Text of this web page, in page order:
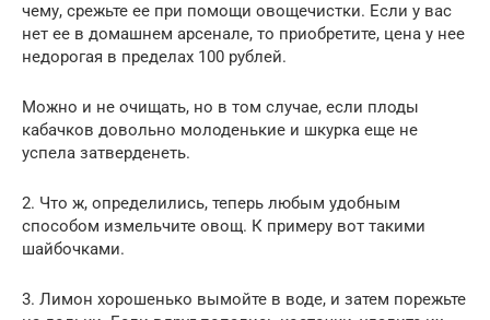
чему, срежьте ее при помощи овощечистки. Если у вас
нет ее в домашнем арсенале, то приобретите, цена у нее
недорогая в пределах 100 рублей.
Можно и не очищать, но в том случае, если плоды
кабачков довольно молоденькие и шкурка еще не
успела затверденеть.
2. Что ж, определились, теперь любым удобным
способом измельчите овощ. К примеру вот такими
шайбочками.
3. Лимон хорошенько вымойте в воде, и затем порежьте